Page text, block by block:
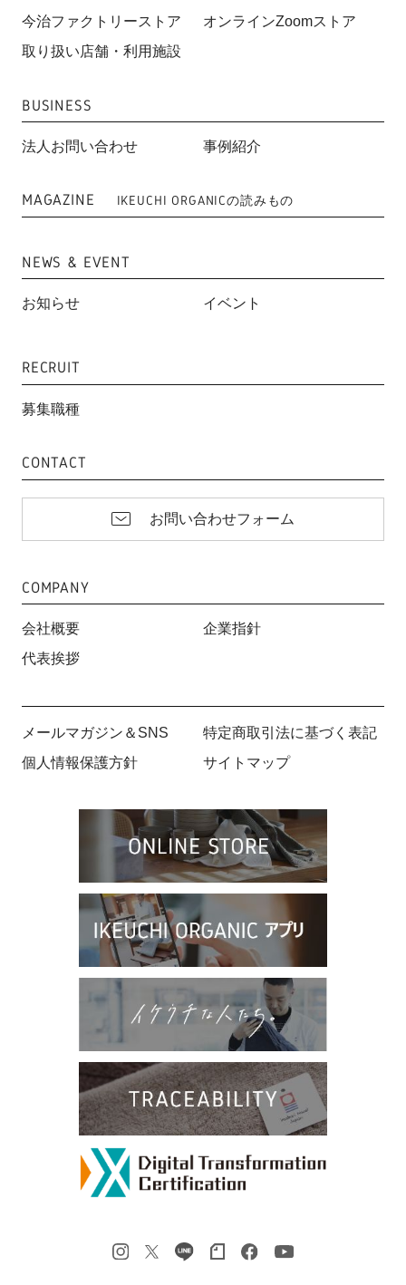
今治ファクトリーストア
オンラインZoomストア
取り扱い店舗・利用施設
BUSINESS
法人お問い合わせ 事例紹介
MAGAZINE IKEUCHI ORGANICの読みもの
NEWS & EVENT
お知らせ イベント
RECRUIT
募集職種
CONTACT
お問い合わせフォーム
COMPANY
会社概要
企業指針
代表挨拶
メールマガジン＆SNS
特定商取引法に基づく表記
個人情報保護方針
サイトマップ